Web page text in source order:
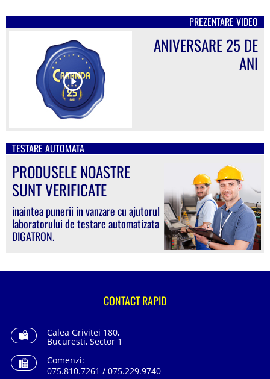
PREZENTARE VIDEO
ANIVERSARE 25 DE
ANI
TESTARE AUTOMATA
PRODUSELE NOASTRE
SUNT VERIFICATE
inaintea punerii in vanzare cu ajutorul
laboratorului de testare automatizata
DIGATRON.
CONTACT RAPID
Calea Grivitei 180,
Bucuresti, Sector 1
Comenzi:
075.810.7261 / 075.229.9740